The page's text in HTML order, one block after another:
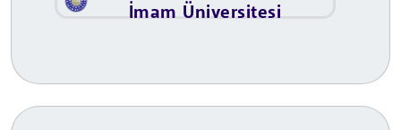
İmam Üniversitesi